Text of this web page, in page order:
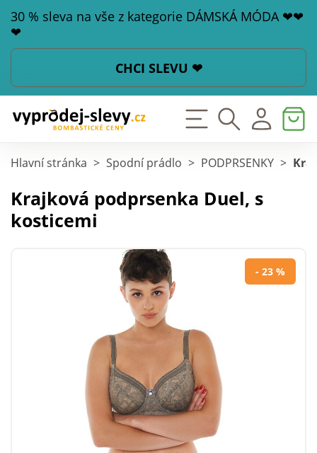
30 % sleva na vše z kategorie DÁMSKÁ MÓDA ❤❤
❤
CHCI SLEVU ❤
Hlavní stránka > Spodní prádlo > PODPRSENKY >
Krajková podprsenka Duel, s
kosticemi
- 23 %